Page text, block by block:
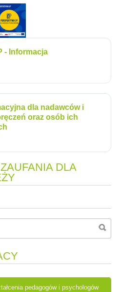
- Informacja
dla nadawców i
oraz osób ich
DLA
pedagogów i psychologów